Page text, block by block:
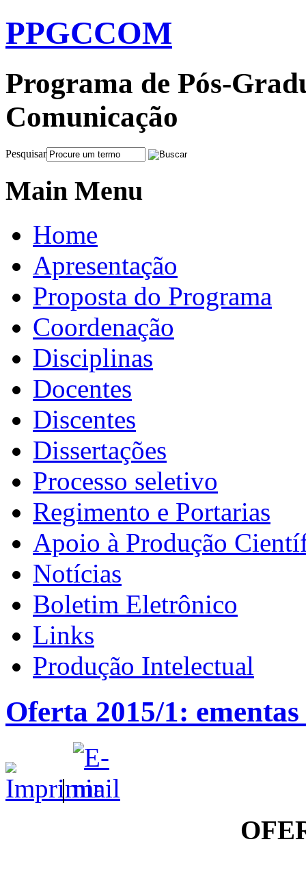
PPGCCOM
Programa de Pós-
Comunicação
Pesquisar
Main Menu
Home
Apresentação
Proposta do Programa
Coordenação
Disciplinas
Docentes
Discentes
Dissertações
Processo seletivo
Regimento e Portarias
Apoio à Produção
Notícias
Boletim Eletrônico
Links
Produção Intelectual
Oferta 2015/1:
|